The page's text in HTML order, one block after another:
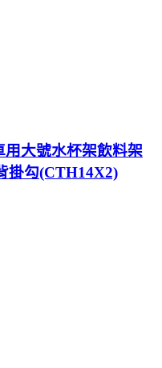
用大號水杯架飲料架
掛勾(CTH14X2)